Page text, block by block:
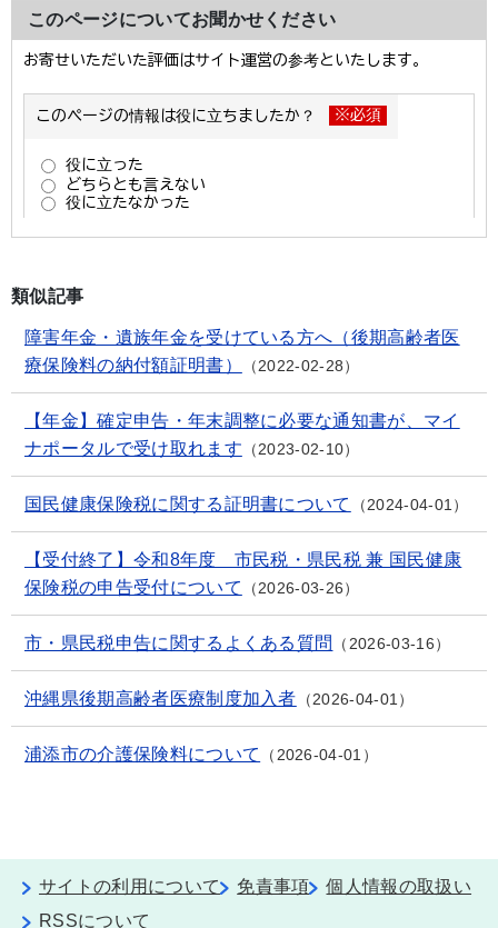
このページについてお聞かせください
類似記事
障害年金・遺族年金を受けている方へ（後期高齢者医
療保険料の納付額証明書）
2022-02-28
【年金】確定申告・年末調整に必要な通知書が、マイ
ナポータルで受け取れます
2023-02-10
国民健康保険税に関する証明書について 2024-04-01
【受付終了】令和8年度 市民税・県民税 兼 国民健康
保険税の申告受付について
2026-03-26
市・県民税申告に関するよくある質問 2026-03-16
沖縄県後期高齢者医療制度加入者 2026-04-01
浦添市の介護保険料について 2026-04-01
サイトの利用について 免責事項
個人情報の取扱い
RSSについて